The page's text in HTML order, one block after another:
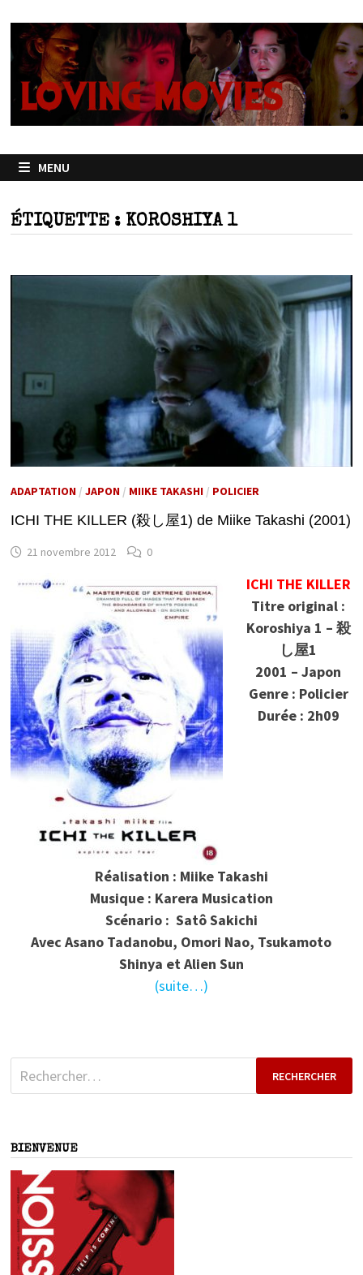
contenu
MENU
ÉTIQUETTE : KOROSHIYA 1
ADAPTATION/ JAPON/ MIIKE TAKASHI/ POLICIER
ICHI THE KILLER (殺し屋1) de Miike Takashi (2001)
21 novembre 2012 0
ICHI THE KILLER
Titre original :
Koroshiya 1 – 殺
し屋1
2001 – Japon
Genre : Policier
Durée : 2h09
Réalisation : Miike Takashi
Musique : Karera Musication
Scénario : Satô Sakichi
Avec Asano Tadanobu, Omori Nao, Tsukamoto
Shinya et Alien Sun
(suite…)
Rechercher :
BIENVENUE